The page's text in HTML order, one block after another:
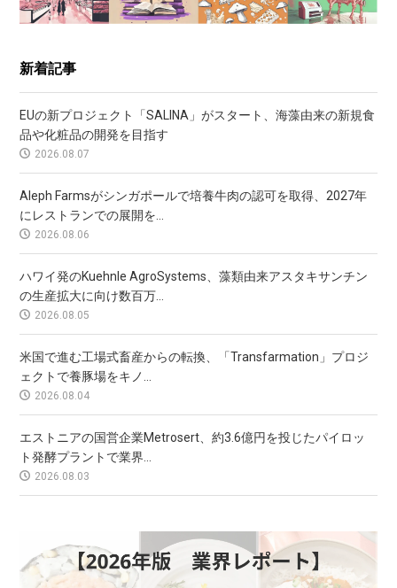
新着記事
EUの新プロジェクト「SALINA」がスタート、海藻由来の新規食
品や化粧品の開発を目指す
2026.08.07
Aleph Farmsがシンガポールで培養牛肉の認可を取得、2027年
にレストランでの展開を...
2026.08.06
ハワイ発のKuehnle AgroSystems、藻類由来アスタキサンチン
の生産拡大に向け数百万...
2026.08.05
米国で進む工場式畜産からの転換、「Transfarmation」プロジ
ェクトで養豚場をキノ...
2026.08.04
エストニアの国営企業Metrosert、約3.6億円を投じたパイロッ
ト発酵プラントで業界...
2026.08.03